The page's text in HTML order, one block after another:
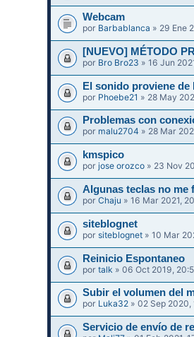
Webcam
por Barbablanca » 29 Ene
[NUEVO] MÉTODO
por Bro Bro23 » 16 Jun
El sonido proviene de
por Phoebe21 » 28 May
Problemas con
por malu2704 » 28 Mar
kmspico
porjose orozco » 23 Nov
Algunas teclas no me
porChaju » 16 Mar 2021,
siteblognet
porsiteblognet » 10 Mar
Reinicio Espontaneo
portalk » 06 Oct 2019,
Subir el volumen del
por Luka32 » 02 Sep 2020,
Servicio de envío de